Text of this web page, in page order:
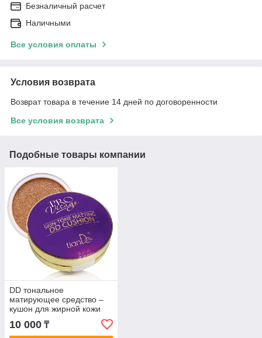
Безналичный расчет
Наличными
Все условия оплаты
Условия возврата
Возврат товара в течение 14 дней по договоренности
Все условия возврата
Подобные товары компании
DD тональное
матирующее средство –
кушон для жирной кожи
10 000 ₸